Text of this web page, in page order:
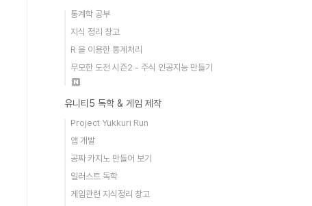
통계학 공부
지식 정리 창고
R 을 이용한 통계처리
무모한 도전 시즌2 - 주식 인공지능 만들기
유니티5 독학 & 게임 제작
Project Yukkuri Run
앱 개발
공짜 카지노 만들어 보기
일러스트 독학
게임관련 지식정리 창고